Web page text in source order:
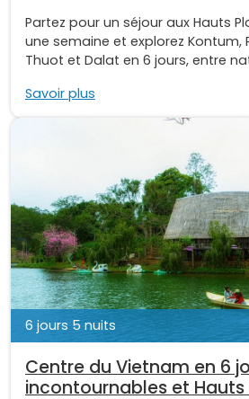
Partez pour un séjour aux Hauts
une semaine et explorez Kontum,
Thuot et Dalat en 6 jours, entre
Savoir plus
6 jours 5 nuits
Centre du Vietnam en 6
incontournables et Hauts